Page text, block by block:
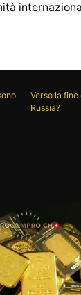
Verso la fine
Russia?